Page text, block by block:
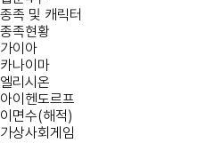
종족 및 캐릭터
종족현황
가이아
카나이마
엘리시온
아이헨도르프
이면수(해적)
가상사회게임